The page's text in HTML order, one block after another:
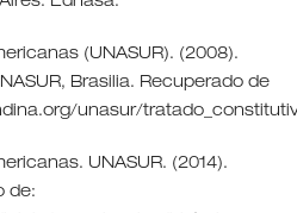
(UNASUR). (2008).
Brasilia. Recuperado de
unasur/
UNASUR. (2014).
de: